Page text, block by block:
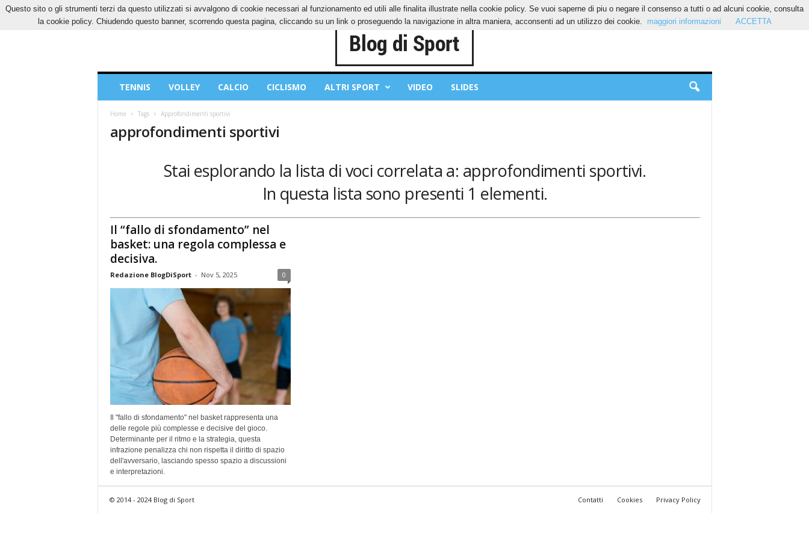
GIOVEDÌ, 6 AGOSTO 2026 CONTATTI COOKIES PRIVACY POLICY
Sport
TENNIS VOLLEY CALCIO CICLISMO ALTRI SPORT VIDEO SLIDES
Home Tags Approfondimenti sportivi
approfondimenti sportivi
Stai esplorando la lista di voci correlata a: approfondimenti sportivi.
In questa lista sono presenti 1 elementi.
Il “fallo di sfondamento” nel
basket: una regola complessa e
decisiva.
Redazione BlogDiSport - Nov 5, 2025 0
Il "fallo di sfondamento" nel basket rappresenta una
delle regole più complesse e decisive del gioco.
Determinante per il ritmo e la strategia, questa
infrazione penalizza chi non rispetta il diritto di spazio
dell'avversario, lasciando spesso spazio a discussioni
e interpretazioni.
Contatti Cookies Privacy Policy
© 2014 - 2024 Blog di Sport
Questo sito o gli strumenti terzi da questo utilizzati si avvalgono di cookie necessari al funzionamento ed utili alle finalita illustrate nella cookie policy. Se vuoi saperne di piu o negare il consenso a tutti o ad alcuni cookie, consulta
la cookie policy. Chiudendo questo banner, scorrendo questa pagina, cliccando su un link o proseguendo la navigazione in altra maniera, acconsenti ad un utilizzo dei cookie.
maggiori informazioni ACCETTA